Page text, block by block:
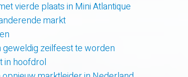
vierde plaats in Mini Atlantique
markt
zeilfeest te worden
in hoofdrol